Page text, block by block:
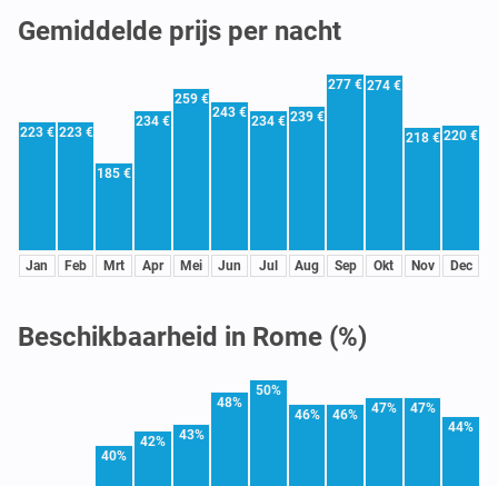
Gemiddelde prijs per nacht
223 €
Jan
223 €
Feb
185 €
Mrt
234 €
Apr
259 €
Mei
243 €
Jun
234 €
Jul
239 €
Aug
277 €
Sep
274 €
Okt
218 €
Nov
220 €
Dec
Beschikbaarheid in Rome (%)
40%
42% 43%
48%
50%
46%
46% 47%
47%
44%